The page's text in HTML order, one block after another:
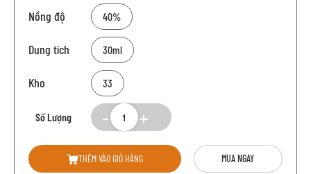
Nồng độ 40%
Dung tích 30ml
Kho 33
Số Lượng
THÊM VÀO GIỎ HÀNG MUA NGAY